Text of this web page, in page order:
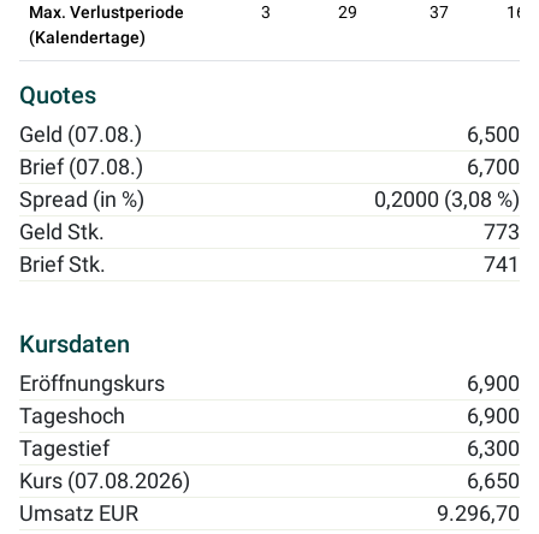
Max. Verlustperiode
(Kalendertage)
3 29 37 160
Quotes
Geld (07.08.)
6,500
Brief (07.08.)
6,700
Spread (in %)
0,2000 (3,08 %)
Geld Stk.
773
Brief Stk.
741
Kursdaten
Eröffnungskurs
6,900
Tageshoch
6,900
Tagestief
6,300
Kurs (07.08.2026)
6,650
Umsatz EUR
9.296,70